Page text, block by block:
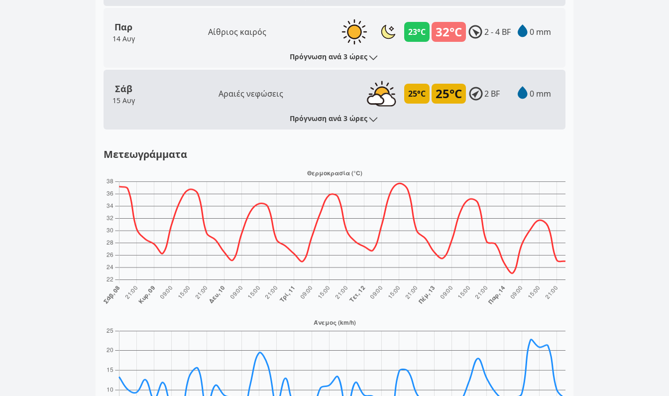
Παρ
14 Αυγ
Αίθριος καιρός 32°C
23°C 2 - 4 BF 0 mm
Πρόγνωση ανά 3 ώρες
Σάβ
15 Αυγ
Αραιές νεφώσεις 25°C
25°C 2 BF 0 mm
Πρόγνωση ανά 3 ώρες
Μετεωγράμματα